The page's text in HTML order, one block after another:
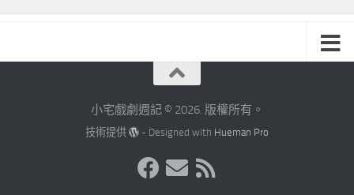
小宅戲劇週記 © 2026. 版權所有。
技術提供 - Designed with Hueman Pro